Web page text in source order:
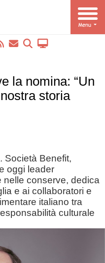
la nomina: “Un
storia
Società Benefit,
oggi leader
nelle conserve, dedica
e ai collaboratori e
italiano tra
culturale